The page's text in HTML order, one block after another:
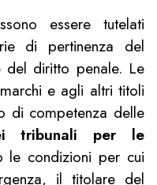
essere tutelati
di pertinenza del
del diritto penale. Le
e agli altri titoli
di competenza delle
tribunali per le
le condizioni per cui
il titolare del